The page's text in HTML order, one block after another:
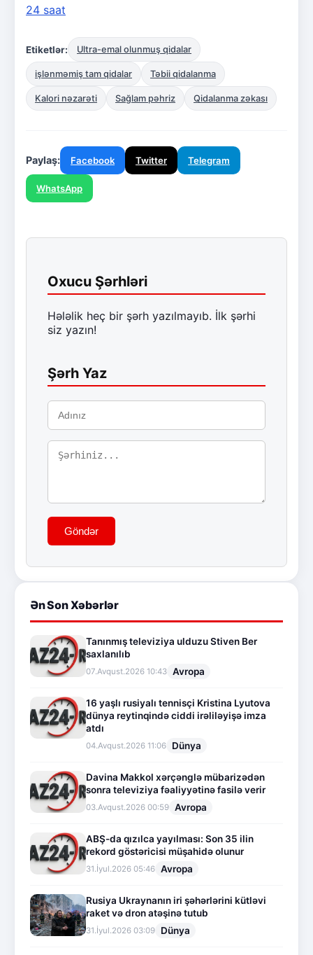
24 saat
Etiketlər: Ultra-emal olunmuş qidalar
işlənməmiş tam qidalar Təbii qidalanma
Kalori nəzarəti Sağlam pəhriz Qidalanma zəkası
Paylaş: Facebook Twitter Telegram
WhatsApp
Oxucu Şərhləri
Hələlik heç bir şərh yazılmayıb. İlk şərhi
siz yazın!
Şərh Yaz
Göndər
Ən Son Xəbərlər
Tanınmış televiziya ulduzu Stiven Ber
saxlanılıb
07.Avqust.2026 10:43 Avropa
16 yaşlı rusiyalı tennisçi Kristina Lyutova
dünya reytinqində ciddi irəliləyişə imza
atdı
04.Avqust.2026 11:06 Dünya
Davina Makkol xərçənglə mübarizədən
sonra televiziya fəaliyyətinə fasilə verir
03.Avqust.2026 00:59 Avropa
ABŞ-da qızılca yayılması: Son 35 ilin
rekord göstəricisi müşahidə olunur
31.İyul.2026 05:46 Avropa
Rusiya Ukraynanın iri şəhərlərini kütləvi
raket və dron atəşinə tutub
31.İyul.2026 03:09 Dünya